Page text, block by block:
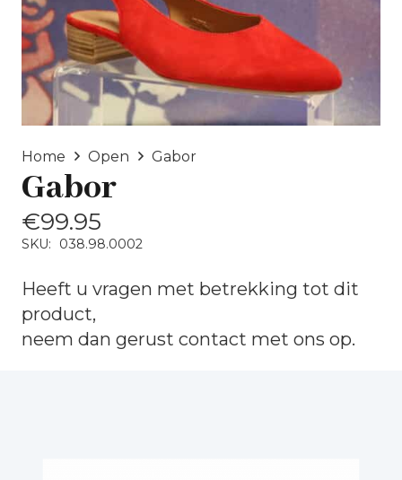
Home Open Gabor
Gabor
€99.95
SKU: 038.98.0002
Heeft u vragen met betrekking tot dit
product,
neem dan gerust contact met ons op.